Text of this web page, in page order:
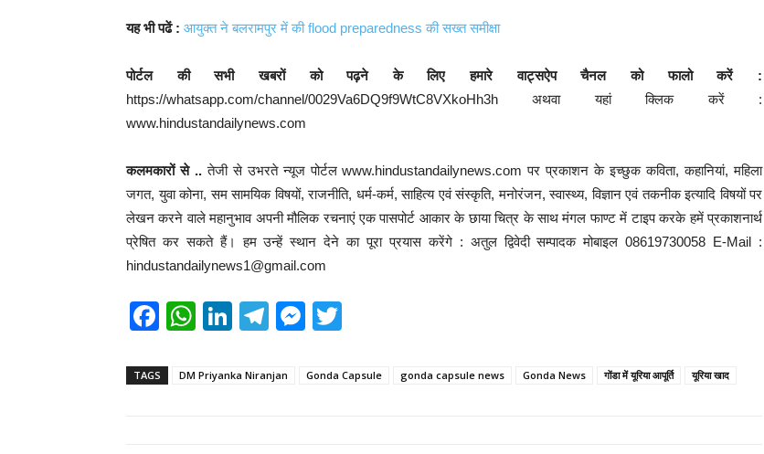
यह भी पढें : आयुक्त ने बलरामपुर में की flood preparedness की सख्त समीक्षा
पोर्टल की सभी खबरों को पढ़ने के लिए हमारे वाट्सऐप चैनल को फालो करें :
https://whatsapp.com/channel/0029Va6DQ9f9WtC8VXkoHh3h अथवा यहां क्लिक करें :
www.hindustandailynews.com
कलमकारों से ..तेजी से उभरते न्यूज पोर्टल www.hindustandailynews.com पर प्रकाशन के इच्छुक कविता, कहानियां, महिला
जगत, युवा कोना, सम सामयिक विषयों, राजनीति, धर्म-कर्म, साहित्य एवं संस्कृति, मनोरंजन, स्वास्थ्य, विज्ञान एवं तकनीक इत्यादि विषयों पर
लेखन करने वाले महानुभाव अपनी मौलिक रचनाएं एक पासपोर्ट आकार के छाया चित्र के साथ मंगल फाण्ट में टाइप करके हमें प्रकाशनार्थ
प्रेषित कर सकते हैं। हम उन्हें स्थान देने का पूरा प्रयास करेंगे : अतुल द्विवेदी सम्पादक मोबाइल 08619730058 E-Mail :
hindustandailynews1@gmail.com
F
c
W
at
Li
k
T
e
M
ss tt
TAGS DM Priyanka Niranjan Gonda Capsule gonda capsule news Gonda News गोंडा में यूरिया आपूर्ति यूरिया खाद